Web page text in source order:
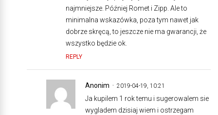
najmniejsze. Później Romet i Zipp. Ale to
minimalna wskazówka, poza tym nawet jak
dobrze skręcą, to jeszcze nie ma gwarancji, że
wszystko będzie ok.
REPLY
Anonim 2019-04-19, 10:21
Ja kupilem 1 rok temu i sugerowalem sie
wygladem dzisiaj wiem i ostrzegam